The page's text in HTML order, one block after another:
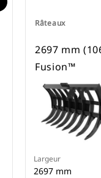
Râteaux
2697 mm
Fusion™
Largeur
2697 mm